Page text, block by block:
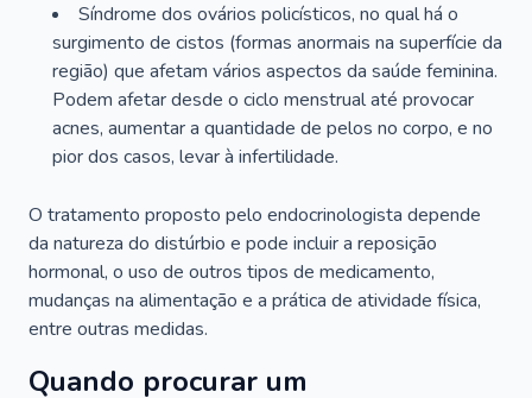
Síndrome dos ovários policísticos, no qual há o
surgimento de cistos (formas anormais na superfície da
região) que afetam vários aspectos da saúde feminina.
Podem afetar desde o ciclo menstrual até provocar
acnes, aumentar a quantidade de pelos no corpo, e no
pior dos casos, levar à infertilidade.
O tratamento proposto pelo endocrinologista depende
da natureza do distúrbio e pode incluir a reposição
hormonal, o uso de outros tipos de medicamento,
mudanças na alimentação e a prática de atividade física,
entre outras medidas.
Quando procurar um